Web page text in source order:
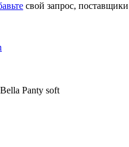
свой запрос,
Panty soft